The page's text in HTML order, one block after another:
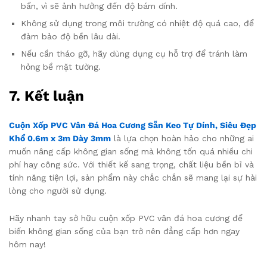
bẩn, vì sẽ ảnh hưởng đến độ bám dính.
Không sử dụng trong môi trường có nhiệt độ quá cao, để
đảm bảo độ bền lâu dài.
Nếu cần tháo gỡ, hãy dùng dụng cụ hỗ trợ để tránh làm
hỏng bề mặt tường.
7. Kết luận
Cuộn Xốp PVC Vân Đá Hoa Cương Sẵn Keo Tự Dính, Siêu Đẹp
Khổ 0.6m x 3m Dày 3mm là lựa chọn hoàn hảo cho những ai
muốn nâng cấp không gian sống mà không tốn quá nhiều chi
phí hay công sức. Với thiết kế sang trọng, chất liệu bền bỉ và
tính năng tiện lợi, sản phẩm này chắc chắn sẽ mang lại sự hài
lòng cho người sử dụng.
Hãy nhanh tay sở hữu cuộn xốp PVC vân đá hoa cương để
biến không gian sống của bạn trở nên đẳng cấp hơn ngay
hôm nay!